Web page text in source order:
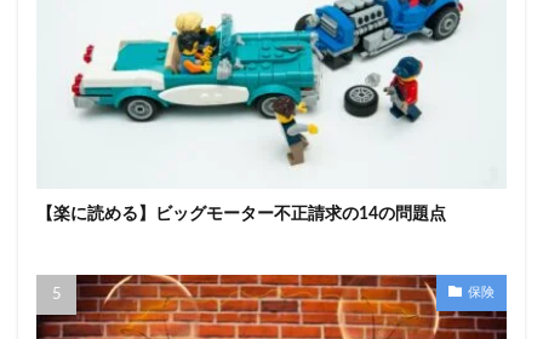
【楽に読める】ビッグモーター不正請求の14の問題点
保険